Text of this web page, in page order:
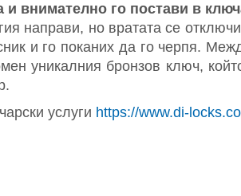
и внимателно го постави в
направи, но вратата се
и го поканих да го черпя.
уникалния бронзов ключ,
услуги https://www.di-